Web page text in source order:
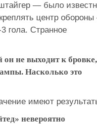
— было
центр
гола. Странное
не выходит к бровке,
Насколько это
имеют
невероятно